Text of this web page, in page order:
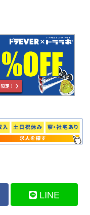
LINE